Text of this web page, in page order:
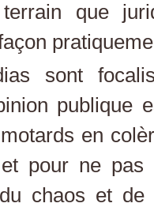
que
sont
publique
en
pour ne
chaos et de